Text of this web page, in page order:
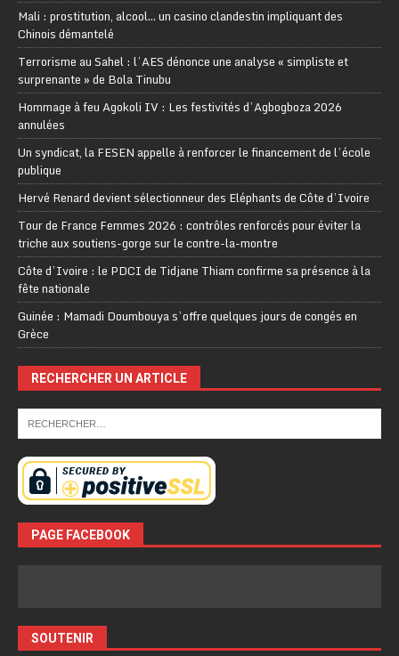
Mali : prostitution, alcool… un casino clandestin impliquant des
Chinois démantelé
Terrorisme au Sahel : l’AES dénonce une analyse « simpliste et
surprenante » de Bola Tinubu
Hommage à feu Agokoli IV : Les festivités d’Agbogboza 2026
annulées
Un syndicat, la FESEN appelle à renforcer le financement de l’école
publique
Hervé Renard devient sélectionneur des Eléphants de Côte d’Ivoire
Tour de France Femmes 2026 : contrôles renforcés pour éviter la
triche aux soutiens-gorge sur le contre-la-montre
Côte d’Ivoire : le PDCI de Tidjane Thiam confirme sa présence à la
fête nationale
Guinée : Mamadi Doumbouya s’offre quelques jours de congés en
Grèce
RECHERCHER UN ARTICLE
PAGE FACEBOOK
SOUTENIR